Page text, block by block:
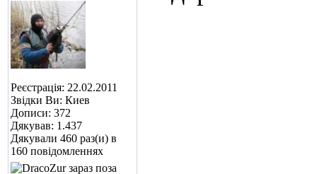
Реєстрація: 22.02.2011
Звідки Ви: Киев
Дописи: 372
Дякував: 1.437
Дякували 460 раз(и) в
160 повідомленнях